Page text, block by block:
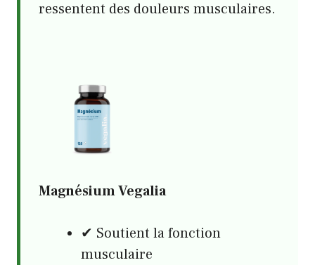
ressentent des douleurs musculaires.
Magnésium Vegalia
✔ Soutient la fonction
musculaire